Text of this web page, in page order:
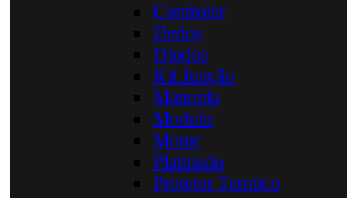
Controler
Dedos
Diodos
Kit Junção
Manopla
Modulo
Motor
Platinado
Protetor Termico